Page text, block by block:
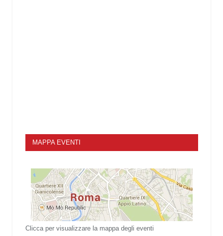
MAPPA EVENTI
Clicca per visualizzare la mappa degli eventi